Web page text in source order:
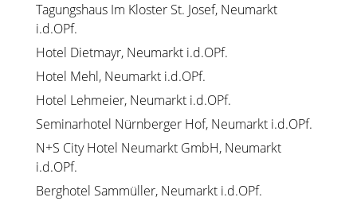
Tagungshaus Im Kloster St. Josef, Neumarkt
i.d.OPf.
Hotel Dietmayr, Neumarkt i.d.OPf.
Hotel Mehl, Neumarkt i.d.OPf.
Hotel Lehmeier, Neumarkt i.d.OPf.
Seminarhotel Nürnberger Hof, Neumarkt i.d.OPf.
N+S City Hotel Neumarkt GmbH, Neumarkt
i.d.OPf.
Berghotel Sammüller, Neumarkt i.d.OPf.